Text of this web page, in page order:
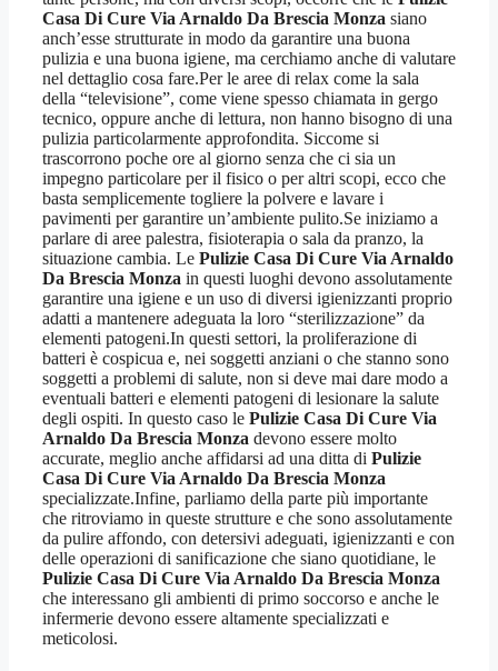
Casa Di Cure Via Arnaldo Da Brescia Monza siano
anch’esse strutturate in modo da garantire una buona
pulizia e una buona igiene, ma cerchiamo anche di valutare
nel dettaglio cosa fare.Per le aree di relax come la sala
della “televisione”, come viene spesso chiamata in gergo
tecnico, oppure anche di lettura, non hanno bisogno di una
pulizia particolarmente approfondita. Siccome si
trascorrono poche ore al giorno senza che ci sia un
impegno particolare per il fisico o per altri scopi, ecco che
basta semplicemente togliere la polvere e lavare i
pavimenti per garantire un’ambiente pulito.Se iniziamo a
parlare di aree palestra, fisioterapia o sala da pranzo, la
situazione cambia. Le Pulizie Casa Di Cure Via Arnaldo
Da Brescia Monza in questi luoghi devono assolutamente
garantire una igiene e un uso di diversi igienizzanti proprio
adatti a mantenere adeguata la loro “sterilizzazione” da
elementi patogeni.In questi settori, la proliferazione di
batteri è cospicua e, nei soggetti anziani o che stanno sono
soggetti a problemi di salute, non si deve mai dare modo a
eventuali batteri e elementi patogeni di lesionare la salute
degli ospiti. In questo caso le Pulizie Casa Di Cure Via
Arnaldo Da Brescia Monza devono essere molto
accurate, meglio anche affidarsi ad una ditta di Pulizie
Casa Di Cure Via Arnaldo Da Brescia Monza
specializzate.Infine, parliamo della parte più importante
che ritroviamo in queste strutture e che sono assolutamente
da pulire affondo, con detersivi adeguati, igienizzanti e con
delle operazioni di sanificazione che siano quotidiane, le
Pulizie Casa Di Cure Via Arnaldo Da Brescia Monza
che interessano gli ambienti di primo soccorso e anche le
infermerie devono essere altamente specializzati e
meticolosi.